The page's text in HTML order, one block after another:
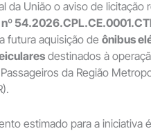
da União o aviso de licitação
futura aquisição de ônibus
destinados à
da Região
estimado para a iniciativa